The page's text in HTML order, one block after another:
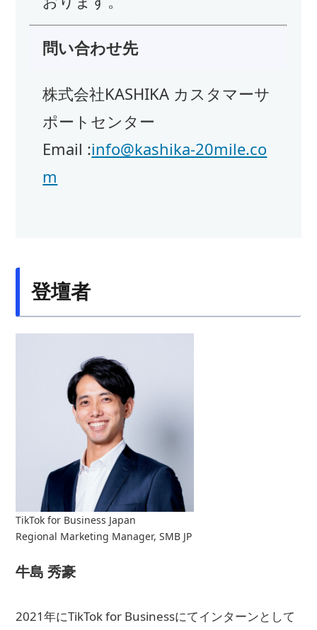
問い合わせ先
株式会社KASHIKA カスタマーサ
ポートセンター
Email :info@kashika-20mile.co
m
登壇者
TikTok for Business Japan
Regional Marketing Manager, SMB JP
牛島 秀豪
2021年にTikTok for Businessにてインターンとして